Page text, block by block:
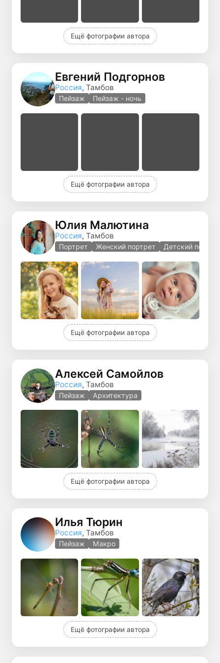
Ещё фотографии автора
Евгений Подгорнов
Россия, Тамбов
Пейзаж Пейзаж - ночь
Ещё фотографии автора
Юлия Малютина
Россия, Тамбов
Портрет Женский портрет Детский
Ещё фотографии автора
Алексей Самойлов
Россия, Тамбов
Пейзаж Архитектура
Ещё фотографии автора
Илья Тюрин
Россия, Тамбов
Пейзаж Макро
Ещё фотографии автора